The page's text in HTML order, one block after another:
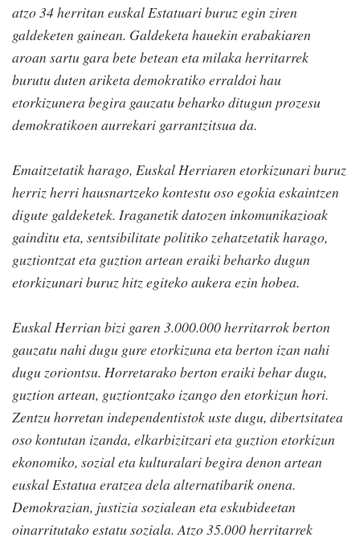
atzo 34 herritan euskal Estatuari buruz egin ziren
galdeketen gainean. Galdeketa hauekin erabakiaren
aroan sartu gara bete betean eta milaka herritarrek
burutu duten ariketa demokratiko erraldoi hau
etorkizunera begira gauzatu beharko ditugun prozesu
demokratikoen aurrekari garrantzitsua da.
Emaitzetatik harago, Euskal Herriaren etorkizunari buruz
herriz herri hausnartzeko kontestu oso egokia eskaintzen
digute galdeketek. Iraganetik datozen inkomunikazioak
gainditu eta, sentsibilitate politiko zehatzetatik harago,
guztiontzat eta guztion artean eraiki beharko dugun
etorkizunari buruz hitz egiteko aukera ezin hobea.
Euskal Herrian bizi garen 3.000.000 herritarrok berton
gauzatu nahi dugu gure etorkizuna eta berton izan nahi
dugu zoriontsu. Horretarako berton eraiki behar dugu,
guztion artean, guztiontzako izango den etorkizun hori.
Zentzu horretan independentistok uste dugu, dibertsitatea
oso kontutan izanda, elkarbizitzari eta guztion etorkizun
ekonomiko, sozial eta kulturalari begira denon artean
euskal Estatua eratzea dela alternatibarik onena.
Demokrazian, justizia sozialean eta eskubideetan
oinarritutako estatu soziala. Atzo 35.000 herritarrek